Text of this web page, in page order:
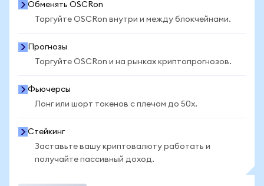
Обменять OSCRon
Торгуйте OSCRon внутри и между блокчейнами.
Прогнозы
Торгуйте OSCRon и на рынках криптопрогнозов.
Фьючерсы
Лонг или шорт токенов с плечом до 50x.
Стейкинг
Заставьте вашу криптовалюту работать и
получайте пассивный доход.